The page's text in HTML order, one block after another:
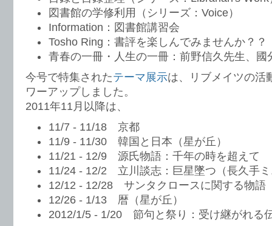
図書館の学修利用（シリーズ：Voice）
Information：図書館講習会
Tosho Ring：書評を楽しんでみませんか？？
青春の一冊・人生の一冊：前野信久先生、國
今号で特集されたテーマ展示は、リブメイツの活
ワーアップしました。
2011年11月以降は、
11/7 - 11/18 京都
11/9 - 11/30 韓国と日本（星が丘）
11/21 - 12/9 源氏物語：千年の時を超えて
11/24 - 12/2 立川談志：巨星墜つ（長久手
12/12 - 12/28 サンタクロースに関する物語
12/26 - 1/13 暦（星が丘）
2012/1/5 - 1/20 節句と祭り：受け継がれる